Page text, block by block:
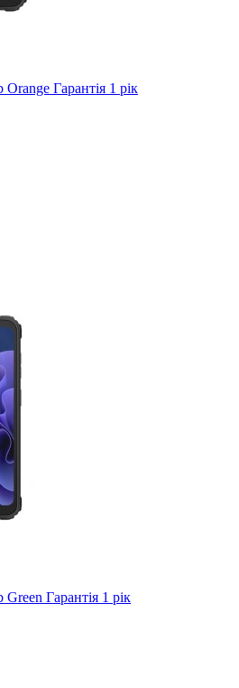
Гарантія 1 рік
Гарантія 1 рік